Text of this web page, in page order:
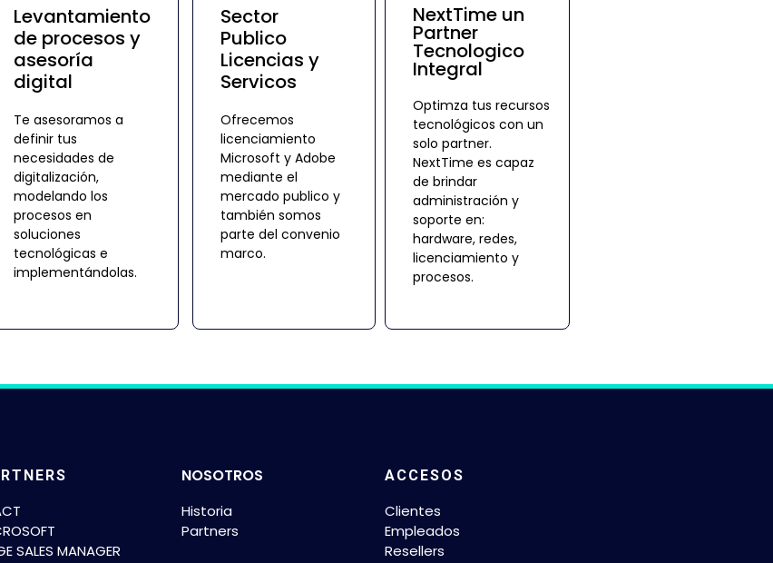
Levantamiento
de procesos y
asesoría
digital
Te asesoramos a
definir tus
necesidades de
digitalización,
modelando los
procesos en
soluciones
tecnológicas e
implementándolas.
Sector
Publico
Licencias y
Servicos
Ofrecemos
licenciamiento
Microsoft y Adobe
mediante el
mercado publico y
también somos
parte del convenio
marco.
NextTime un
Partner
Tecnologico
Integral
Optimza tus recursos
tecnológicos con un
solo partner.
NextTime es capaz
de brindar
administración y
soporte en:
hardware, redes,
licenciamiento y
procesos.
SALES MANAGER
NOSOTROS
Historia
Partners
ACCESOS
Clientes
Empleados
Resellers